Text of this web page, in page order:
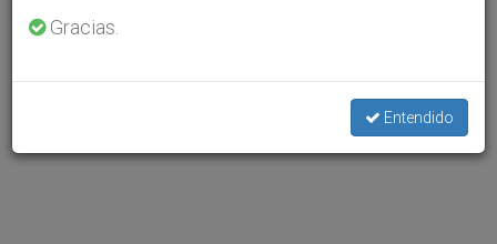
Gracias.
Entendido